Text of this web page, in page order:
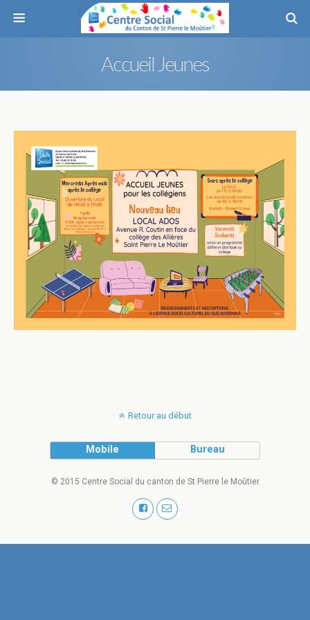
Accueil Jeunes
Retour au début
Mobile Bureau
© 2015 Centre Social du canton de St Pierre le Moûtier